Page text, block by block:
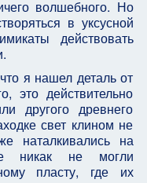
волшебного. Но
в уксусной
действовать
я нашел деталь от
это действительно
другого древнего
свет клином не
наталкивались на
никак не могли
пласту, где их